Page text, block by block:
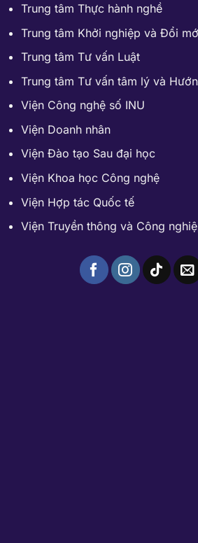
Trung tâm Thực hành nghề
Trung tâm Khởi nghiệp và Đổi
Trung tâm Tư vấn Luật
Trung tâm Tư vấn tâm lý và
Viện Công nghệ số INU
Viện Doanh nhân
Viện Đào tạo Sau đại học
Viện Khoa học Công nghệ
Viện Hợp tác Quốc tế
Viện Truyền thông và Công